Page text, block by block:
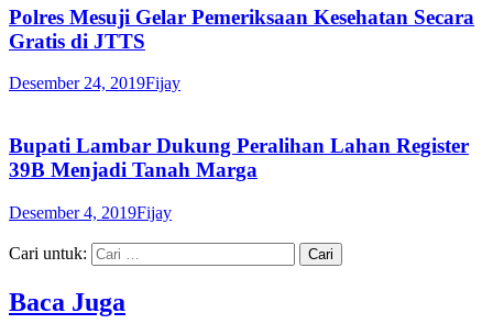
Polres Mesuji Gelar Pemeriksaan Kesehatan Secara
Gratis di JTTS
Desember 24, 2019Fijay
Bupati Lambar Dukung Peralihan Lahan Register
39B Menjadi Tanah Marga
Desember 4, 2019Fijay
Cari untuk:
Baca Juga